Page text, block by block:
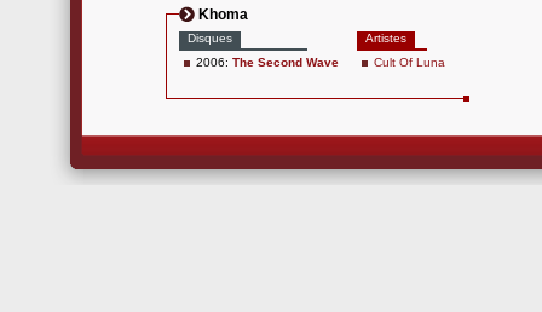
Khoma
Disques
2006: The Second Wave
Artistes
Cult Of Luna